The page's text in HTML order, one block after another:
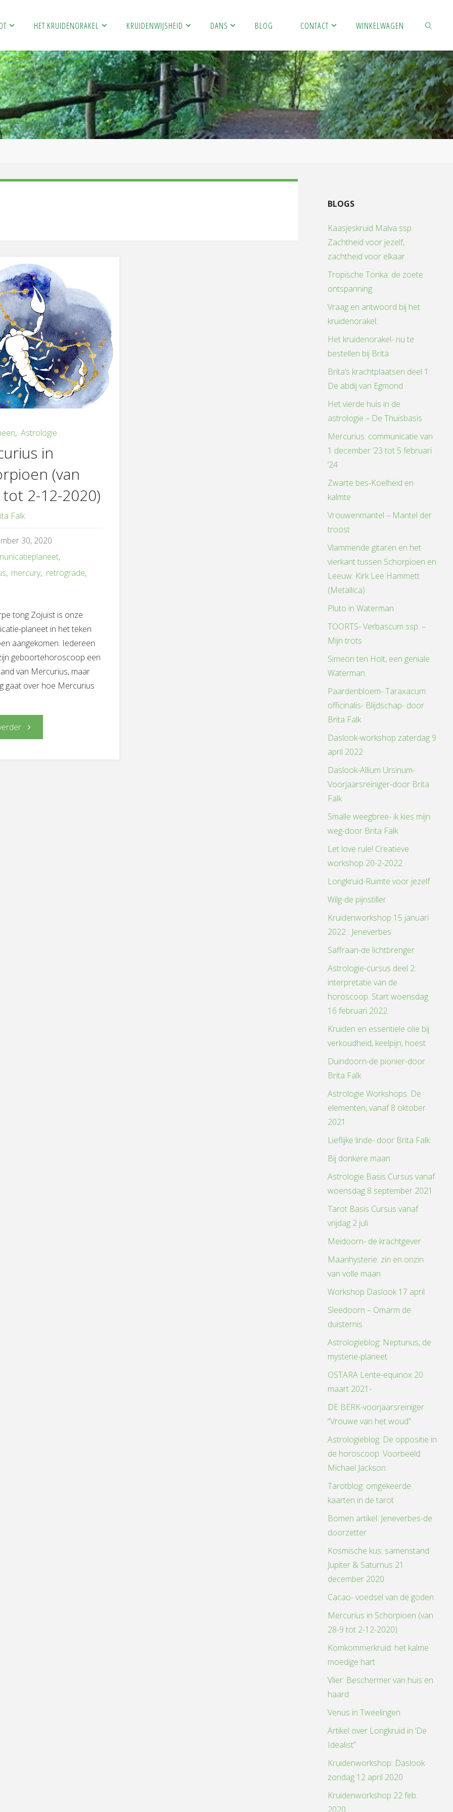
HET KRUIDENORAKEL KRUIDENWIJSHEID DANS BLOG CONTACT WINKELWAGEN
ZOEKEN
, Astrologie
in
(van
2-12-2020)
Falk
30, 2020
,
, mercury, retrograde,
tong Zojuist is onze
planeet in het teken
aangekomen. Iedereen
geboortehoroscoop een
van Mercurius, maar
gaat over hoe Mercurius
"Mercurius
BLOGS
Kaasjeskruid Malva ssp.
Zachtheid voor jezelf,
zachtheid voor elkaar
Tropische Tonka: de zoete
ontspanning
Vraag en antwoord bij het
kruidenorakel:
Het kruidenorakel- nu te
bestellen bij Brita
Brita’s krachtplaatsen deel 1:
De abdij van Egmond
Het vierde huis in de
astrologie – De Thuisbasis
Mercurius: communicatie van
1 december ’23 tot 5 februari
’24
Zwarte bes-Koelheid en
kalmte
Vrouwenmantel – Mantel der
troost
Vlammende gitaren en het
vierkant tussen Schorpioen en
Leeuw: Kirk Lee Hammett
(Metallica)
Pluto in Waterman
TOORTS- Verbascum ssp. –
Mijn trots
Simeon ten Holt, een geniale
Waterman
Paardenbloem- Taraxacum
officinalis- Blijdschap- door
Brita Falk
Daslook-workshop zaterdag 9
april 2022
Daslook-Allium Ursinum-
Voorjaarsreiniger-door Brita
Falk
Smalle weegbree- ik kies mijn
weg-door Brita Falk
Let love rule! Creatieve
workshop 20-2-2022
Longkruid-Ruimte voor jezelf
Wilg-de pijnstiller
Kruidenworkshop 15 januari
2022 : Jeneverbes
Saffraan-de lichtbrenger
Astrologie-cursus deel 2:
interpretatie van de
horoscoop. Start woensdag
16 februari 2022
Kruiden en essentiële olie bij
verkoudheid, keelpijn, hoest
Duindoorn-de pionier-door
Brita Falk
Astrologie Workshops: De
elementen, vanaf 8 oktober
2021
Lieflijke linde- door Brita Falk
Bij donkere maan
Astrologie Basis Cursus vanaf
woensdag 8 september 2021
Tarot Basis Cursus vanaf
vrijdag 2 juli
Meidoorn- de krachtgever
Maanhysterie: zin en onzin
van volle maan
Workshop Daslook 17 april
Sleedoorn – Omarm de
duisternis
Astrologieblog: Neptunus, de
mysterie-planeet
OSTARA Lente-equinox 20
maart 2021-
DE BERK-voorjaarsreiniger
“Vrouwe van het woud”
Astrologieblog: De oppositie in
de horoscoop. Voorbeeld:
Michael Jackson
Tarotblog: omgekeerde
kaarten in de tarot
Bomen artikel: Jeneverbes-de
doorzetter
Kosmische kus: samenstand
Jupiter & Saturnus 21
december 2020
Cacao- voedsel van de goden
Mercurius in Schorpioen (van
28-9 tot 2-12-2020)
Komkommerkruid: het kalme
moedige hart
Vlier: Beschermer van huis en
haard
Venus in Tweelingen
Artikel over Longkruid in ‘De
Idealist”
Kruidenworkshop: Daslook
zondag 12 april 2020
Kruidenworkshop 22 feb.
2020